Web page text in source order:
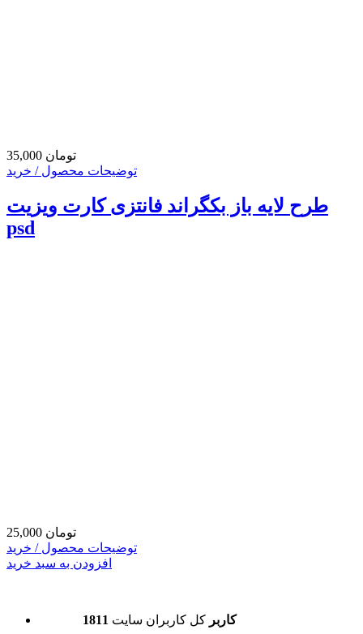
35,000 تومان
توضیحات محصول / خرید
طرح لایه باز بکگراند فانتزی کارت ویزیت
psd
25,000 تومان
توضیحات محصول / خرید
افزودن به سبد خرید
1811 کاربر کل کاربران سایت